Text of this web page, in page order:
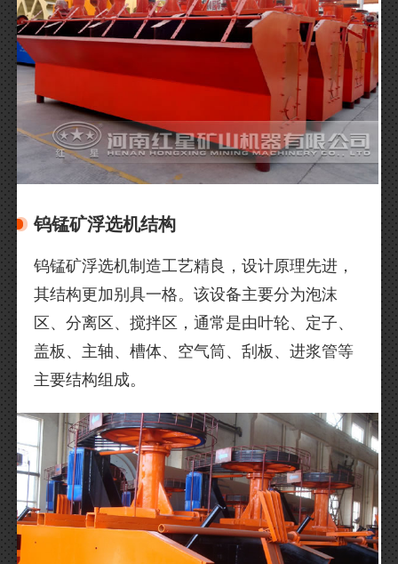
钨锰矿浮选机结构
钨锰矿浮选机制造工艺精良，设计原理先进，
其结构更加别具一格。该设备主要分为泡沫
区、分离区、搅拌区，通常是由叶轮、定子、
盖板、主轴、槽体、空气筒、刮板、进浆管等
主要结构组成。